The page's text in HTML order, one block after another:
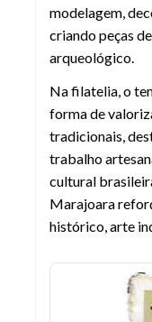
modelagem,
criando peças
arqueológico.
Na filatelia, o
forma de
tradicionais,
trabalho
cultural
Marajoara
histórico, arte